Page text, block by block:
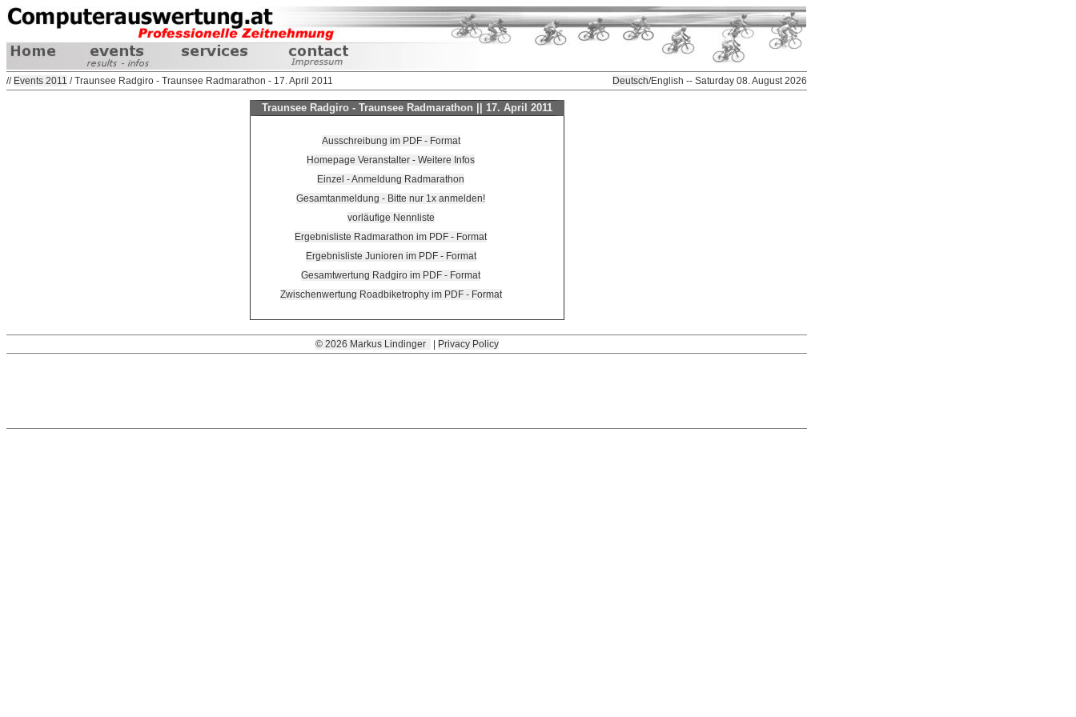
// Events 2011 / Traunsee Radgiro - Traunsee Radmarathon - 17. April 2011 Deutsch/English -- Saturday 08. August 2026
Traunsee Radgiro - Traunsee Radmarathon || 17. April 2011
Ausschreibung im PDF - Format
Homepage Veranstalter - Weitere Infos
Einzel - Anmeldung Radmarathon
Gesamtanmeldung - Bitte nur 1x anmelden!
vorläufige Nennliste
Ergebnisliste Radmarathon im PDF - Format
Ergebnisliste Junioren im PDF - Format
Gesamtwertung Radgiro im PDF - Format
Zwischenwertung Roadbiketrophy im PDF - Format
© 2026 Markus Lindinger Privacy Policy